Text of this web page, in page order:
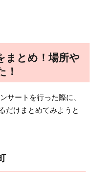
まとめ！場所や
！
サートを行った際に、
だけまとめてみようと